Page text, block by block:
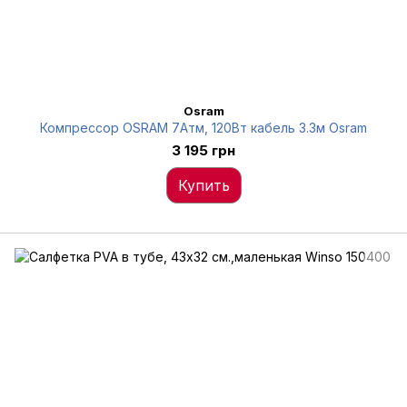
Osram
Компрессор OSRAM 7Атм, 120Вт кабель 3.3м Osram
3 195 грн
Купить